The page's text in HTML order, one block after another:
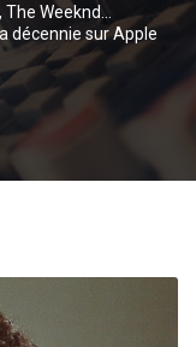
Weeknd…
décennie sur Apple